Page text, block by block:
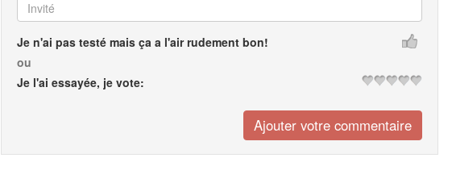
Je n'ai pas testé mais ça a l'air rudement bon!
ou
Je l'ai essayée, je vote: